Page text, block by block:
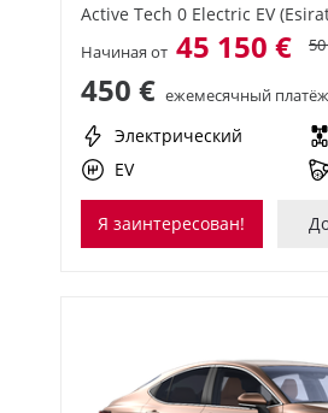
Active Tech 0 Electric EV
Начиная от 45 150 €
450 € ежемесячный
Электрический
EV
Я заинтересован!